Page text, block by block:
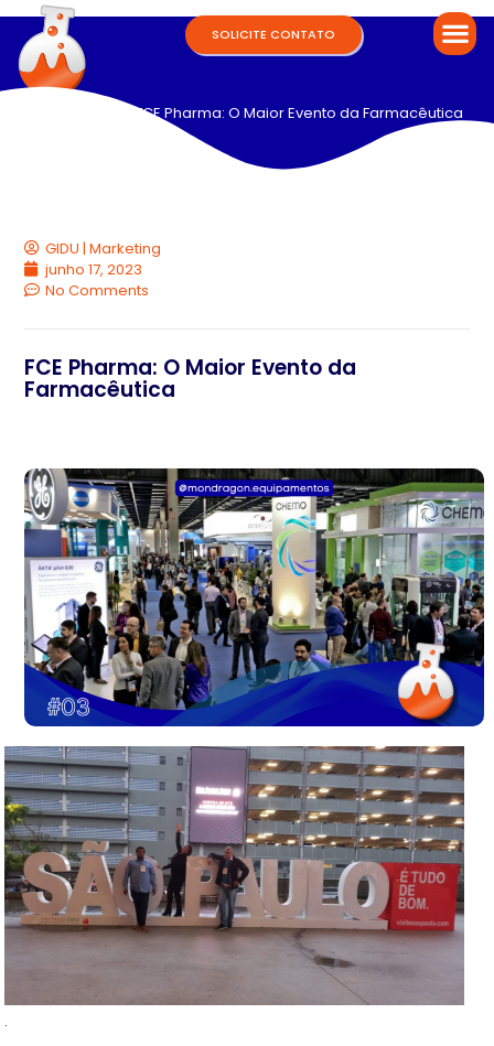
SOLICITE CONTATO
/ FCE Pharma: O Maior Evento da Farmacêutica
GIDU | Marketing
junho 17, 2023
No Comments
FCE Pharma: O Maior Evento da
Farmacêutica
.